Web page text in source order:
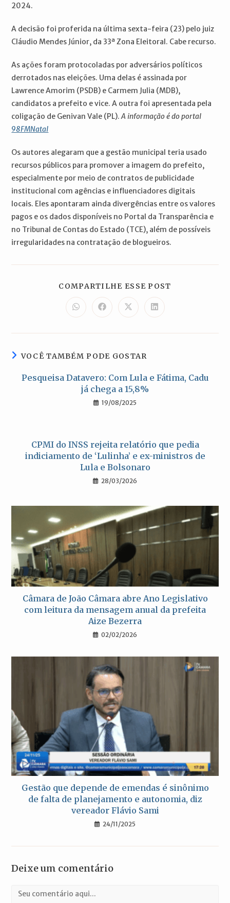
2024.
A decisão foi proferida na última sexta-feira (23) pelo juiz
Cláudio Mendes Júnior, da 33ª Zona Eleitoral. Cabe recurso.
As ações foram protocoladas por adversários políticos
derrotados nas eleições. Uma delas é assinada por
Lawrence Amorim (PSDB) e Carmem Julia (MDB),
candidatos a prefeito e vice. A outra foi apresentada pela
coligação de Genivan Vale (PL).A informação é do portal
98FMNatal
Os autores alegaram que a gestão municipal teria usado
recursos públicos para promover a imagem do prefeito,
especialmente por meio de contratos de publicidade
institucional com agências e influenciadores digitais
locais. Eles apontaram ainda divergências entre os valores
pagos e os dados disponíveis no Portal da Transparência e
no Tribunal de Contas do Estado (TCE), além de possíveis
irregularidades na contratação de blogueiros.
COMPARTILHE ESSE POST
Abre
em
nova
Abre
em
nova
Abre
em
nova
Abre
em
nova
VOCÊ TAMBÉM PODE GOSTAR
Pesqueisa Datavero: Com Lula e Fátima, Cadu
já chega a 15,8%
19/08/2025
CPMI do INSS rejeita relatório que pedia
indiciamento de ‘Lulinha’ e ex-ministros de
Lula e Bolsonaro
28/03/2026
Câmara de João Câmara abre Ano Legislativo
com leitura da mensagem anual da prefeita
Aize Bezerra
02/02/2026
Gestão que depende de emendas é sinônimo
de falta de planejamento e autonomia, diz
vereador Flávio Sami
24/11/2025
Deixe um comentário
Comentário